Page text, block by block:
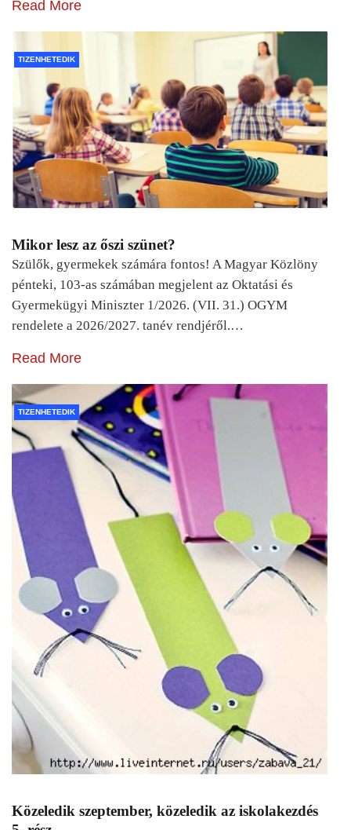
Read More
TIZENHETEDIK
Mikor lesz az őszi szünet?
Szülők, gyermekek számára fontos! A Magyar Közlöny
pénteki, 103-as számában megjelent az Oktatási és
Gyermekügyi Miniszter 1/2026. (VII. 31.) OGYM
rendelete a 2026/2027. tanév rendjéről.…
Read More
TIZENHETEDIK
Közeledik szeptember, közeledik az iskolakezdés